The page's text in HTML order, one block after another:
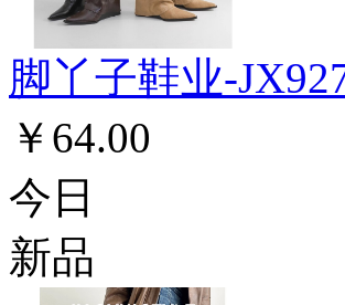
脚丫子鞋业-
￥64.00
今日
新品